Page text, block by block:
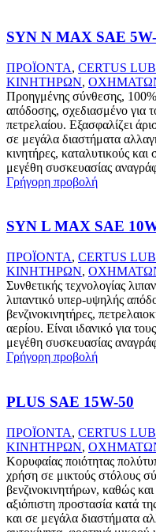
SYN N MAX SAE
ΠΡΟΪΟΝΤΑ, CERTUS
ΚΙΝΗΤΗΡΩΝ,
Προηγμένης σύνθεσης,
απόδοσης, σχεδιασμένο για
πετρελαίου. Εξασφαλίζει
σε μεγάλα διαστήματα
κινητήρες, καταλυτικούς
μεγέθη συσκευασίας
Γρήγορη προβολή
SYN L MAX SAE
ΠΡΟΪΟΝΤΑ, CERTUS
ΚΙΝΗΤΗΡΩΝ,
Συνθετικής τεχνολογίας
λιπαντικό υπερ-υψηλής
βενζινοκινητήρες,
αερίου. Είναι ιδανικό για
μεγέθη συσκευασίας
Γρήγορη προβολή
PLUS SAE 15W-50
ΠΡΟΪΟΝΤΑ, CERTUS
ΚΙΝΗΤΗΡΩΝ,
Κορυφαίας ποιότητας
χρήση σε μικτούς στόλους
βενζινοκινητήρων, καθώς
αξιόπιστη προστασία κατά
και σε μεγάλα διαστήματα